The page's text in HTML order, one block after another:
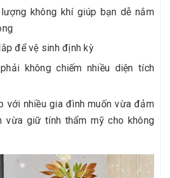
không khí giúp bạn dễ nắm
để vệ sinh định kỳ
không chiếm nhiều diện tích
với nhiều gia đình muốn vừa đảm
vừa giữ tính thẩm mỹ cho không